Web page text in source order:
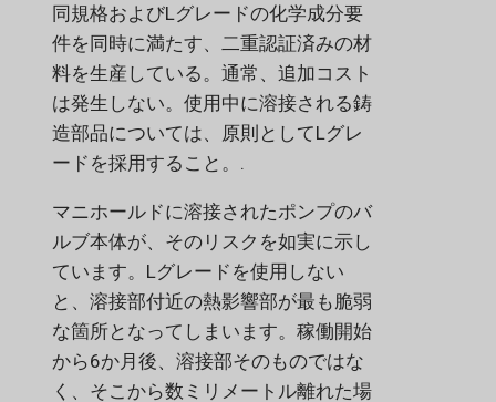
同規格およびLグレードの化学成分要
件を同時に満たす、二重認証済みの材
料を生産している。通常、追加コスト
は発生しない。使用中に溶接される鋳
造部品については、原則としてLグレ
ードを採用すること。.
マニホールドに溶接されたポンプのバ
ルブ本体が、そのリスクを如実に示し
ています。Lグレードを使用しない
と、溶接部付近の熱影響部が最も脆弱
な箇所となってしまいます。稼働開始
から6か月後、溶接部そのものではな
く、そこから数ミリメートル離れた場